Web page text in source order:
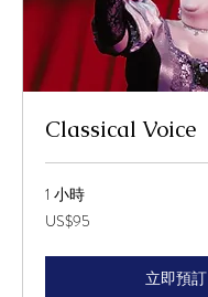
Classical Voice
1 小時
95
美
US$95
立即預訂